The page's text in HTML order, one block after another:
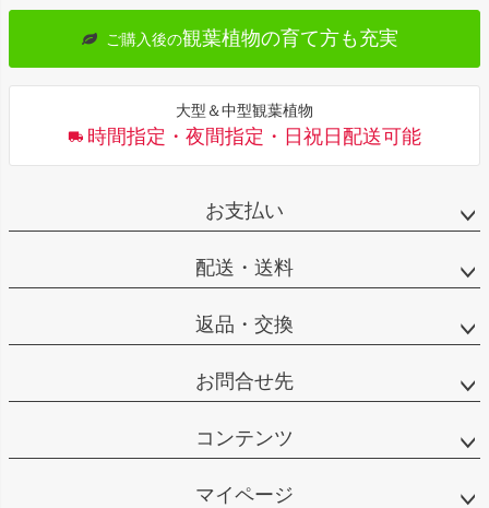
ご購入後の観葉植物の育て方も充実
大型＆中型観葉植物
時間指定・夜間指定・日祝日配送可能
お支払い
配送・送料
返品・交換
お問合せ先
コンテンツ
マイページ